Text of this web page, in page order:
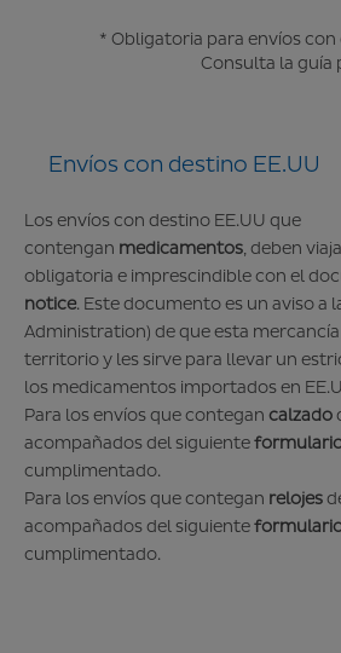
* Obligatoria para envíos
Consulta la guía
Envíos con destino EE.UU
Los envíos con destino EE.UU que
contengan medicamentos, deben
obligatoria e imprescindible con el
notice. Este documento es un aviso a
Administration) de que esta
territorio y les sirve para llevar un
los medicamentos importados en
Para los envíos que contegan calzado
acompañados del siguiente
cumplimentado.
Para los envíos que contegan relojes
acompañados del siguiente
cumplimentado.